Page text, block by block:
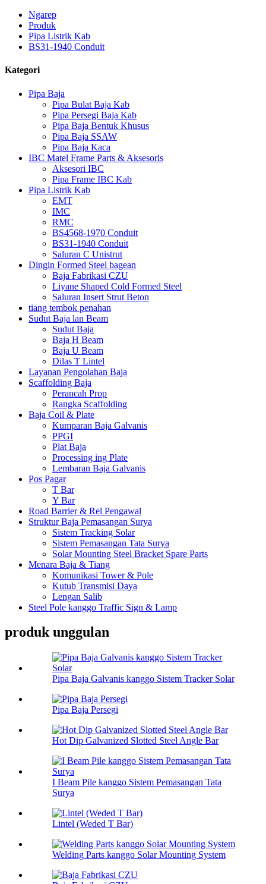
Ngarep
Produk
Pipa Listrik Kab
BS31-1940 Conduit
Kategori
Pipa Baja
Pipa Bulat Baja Kab
Pipa Persegi Baja Kab
Pipa Baja Bentuk Khusus
Pipa Baja SSAW
Pipa Baja Kaca
IBC Matel Frame Parts & Aksesoris
Aksesori IBC
Pipa Frame IBC Kab
Pipa Listrik Kab
EMT
IMC
RMC
BS4568-1970 Conduit
BS31-1940 Conduit
Saluran C Unistrut
Dingin Formed Steel bagean
Baja Fabrikasi CZU
Liyane Shaped Cold Formed Steel
Saluran Insert Strut Beton
tiang tembok penahan
Sudut Baja lan Beam
Sudut Baja
Baja H Beam
Baja U Beam
Dilas T Lintel
Layanan Pengolahan Baja
Scaffolding Baja
Perancah Prop
Rangka Scaffolding
Baja Coil & Plate
Kumparan Baja Galvanis
PPGI
Plat Baja
Processing ing Plate
Lembaran Baja Galvanis
Pos Pagar
T Bar
Y Bar
Road Barrier & Rel Pengawal
Struktur Baja Pemasangan Surya
Sistem Tracking Solar
Sistem Pemasangan Tata Surya
Solar Mounting Steel Bracket Spare Parts
Menara Baja & Tiang
Komunikasi Tower & Pole
Kutub Transmisi Daya
Lengan Salib
Steel Pole kanggo Traffic Sign & Lamp
produk unggulan
Pipa Baja Galvanis kanggo Sistem Tracker Solar
Pipa Baja Persegi
Hot Dip Galvanized Slotted Steel Angle Bar
I Beam Pile kanggo Sistem Pemasangan Tata
Surya
Lintel (Weded T Bar)
Welding Parts kanggo Solar Mounting System